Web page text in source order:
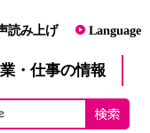
読み上げ Language
・仕事の情報